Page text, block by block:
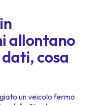
allontano
cosa
un veicolo fermo